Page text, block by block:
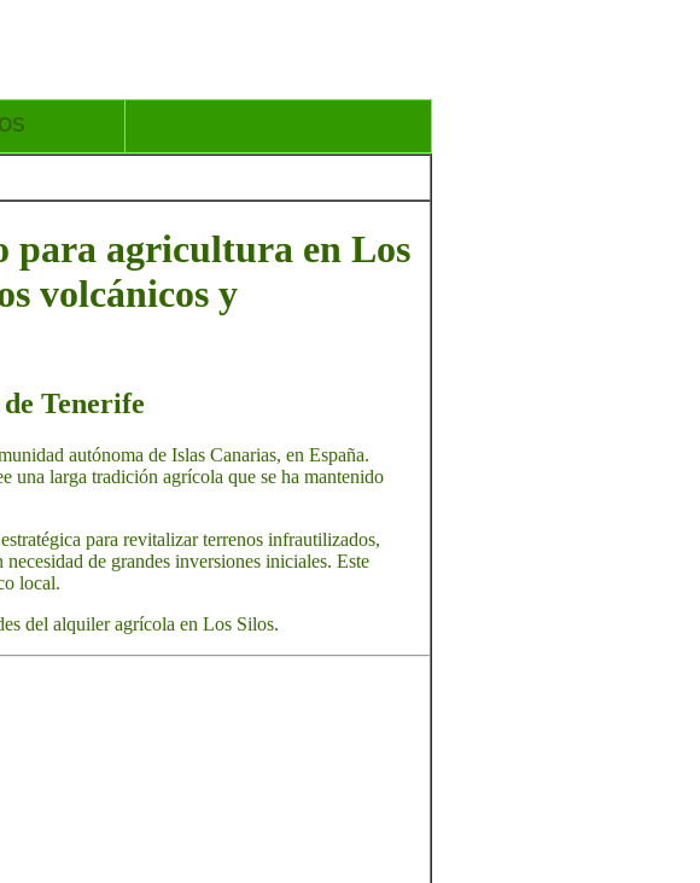
para agricultura en Los
volcánicos y
Tenerife
autónoma de Islas Canarias, en España.
una larga tradición agrícola que se ha mantenido
para revitalizar terrenos infrautilizados,
de grandes inversiones iniciales. Este
local.
del alquiler agrícola en Los Silos.